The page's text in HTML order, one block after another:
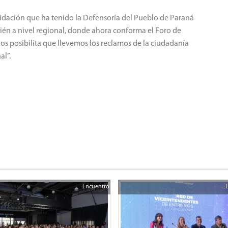
que ha tenido la Defensoría del Pueblo de Paraná
a nivel regional, donde ahora conforma el Foro de
posibilita que llevemos los reclamos de la ciudadanía
Encuentro